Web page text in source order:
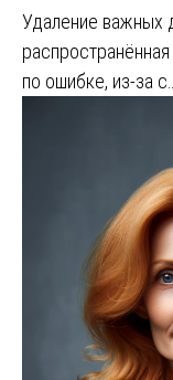
Удаление важных
по ошибке, из-за с…